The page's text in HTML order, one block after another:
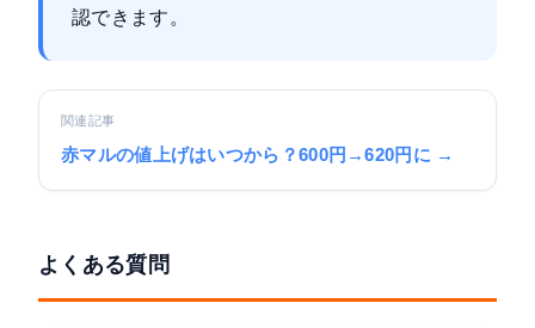
認できます。
関連記事
赤マルの値上げはいつから？600円→620円に →
よくある質問